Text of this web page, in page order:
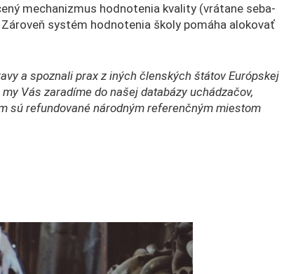
mechanizmus hodnotenia kvality (vrátane seba-
systém hodnotenia školy pomáha alokovať
a spoznali prax z iných členských štátov Európskej
Vás zaradíme do našej databázy uchádzačov,
sú refundované národným referenčným miestom